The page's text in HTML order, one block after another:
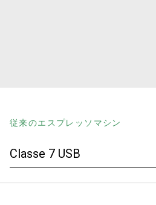
従来のエスプレッソマシン
サスティナビリティ